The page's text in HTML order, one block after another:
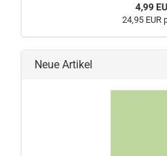
4,99
24,95 EUR
Neue Artikel